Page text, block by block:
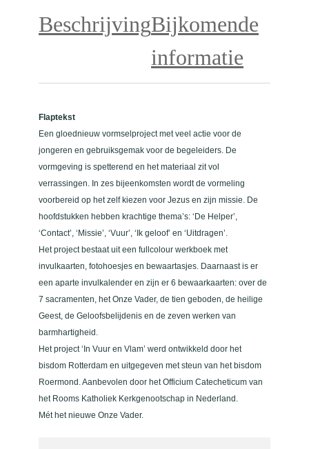
r
s
e
t
a
a
n
t
a
l
BeschrijvingBijkomende
informatie
Flaptekst
Een gloednieuw vormselproject met veel actie voor de
jongeren en gebruiksgemak voor de begeleiders. De
vormgeving is spetterend en het materiaal zit vol
verrassingen. In zes bijeenkomsten wordt de vormeling
voorbereid op het zelf kiezen voor Jezus en zijn missie. De
hoofdstukken hebben krachtige thema’s: ‘De Helper’,
‘Contact’, ‘Missie’, ‘Vuur’, ‘Ik geloof’ en ‘Uitdragen’.
Het project bestaat uit een fullcolour werkboek met
invulkaarten, fotohoesjes en bewaartasjes. Daarnaast is er
een aparte invulkalender en zijn er 6 bewaarkaarten: over de
7 sacramenten, het Onze Vader, de tien geboden, de heilige
Geest, de Geloofsbelijdenis en de zeven werken van
barmhartigheid.
Het project ‘In Vuur en Vlam’ werd ontwikkeld door het
bisdom Rotterdam en uitgegeven met steun van het bisdom
Roermond. Aanbevolen door het Officium Catecheticum van
het Rooms Katholiek Kerkgenootschap in Nederland.
Mét het nieuwe Onze Vader.